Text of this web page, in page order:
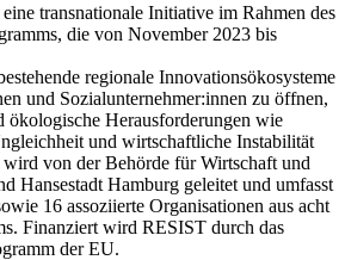
transnationale Initiative im Rahmen des
die von November 2023 bis
regionale Innovationsökosysteme
und Sozialunternehmer:innen zu öffnen,
ökologische Herausforderungen wie
und wirtschaftliche Instabilität
wird von derBehörde fürWirtschaft und
Hansestadt Hamburg geleitet und umfasst
16 assoziierte Organisationen aus acht
Finanziert wird RESIST durch das
der EU.